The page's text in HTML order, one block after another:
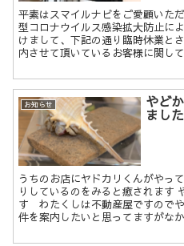
平素はスマイルナビをご愛顧いた
型コロナウイルス感染拡大防止に
けまして、下記の通り臨時休業と
内させて頂いているお客様に関し
お知らせ やど
ました
うちのお店にヤドカリくんがやっ
りしているのをみると癒されます
す わたくしは不動産屋ですので
件を案内したいと思ってますがな